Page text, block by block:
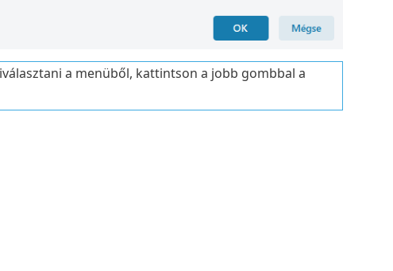
a menüből, kattintson a jobb gombbal a